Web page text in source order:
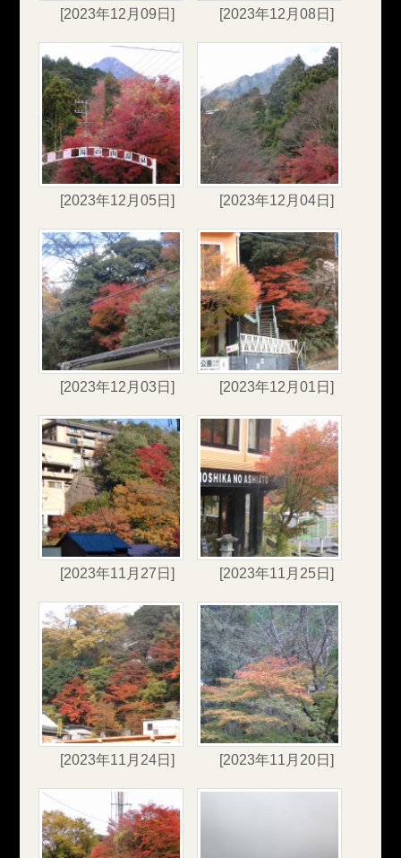
[2023年12月09日] [2023年12月08日]
[2023年12月05日] [2023年12月04日]
[2023年12月03日] [2023年12月01日]
[2023年11月27日] [2023年11月25日]
[2023年11月24日] [2023年11月20日]